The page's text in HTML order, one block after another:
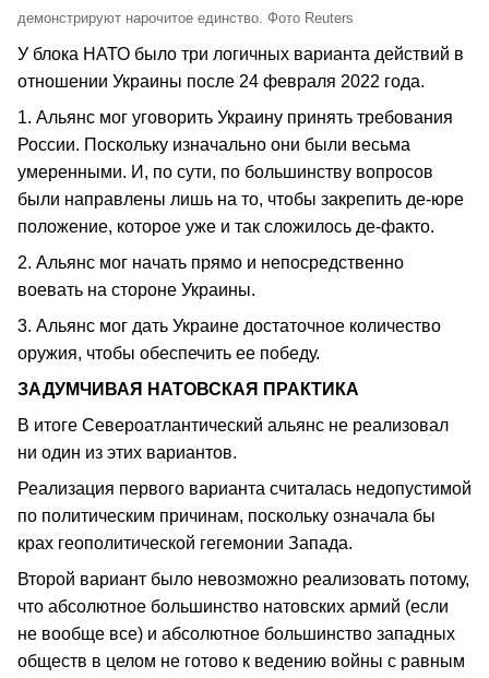
демонстрируют нарочитое единство. Фото Reuters
У блока НАТО было три логичных варианта действий в
отношении Украины после 24 февраля 2022 года.
1. Альянс мог уговорить Украину принять требования
России. Поскольку изначально они были весьма
умеренными. И, по сути, по большинству вопросов
были направлены лишь на то, чтобы закрепить де-юре
положение, которое уже и так сложилось де-факто.
2. Альянс мог начать прямо и непосредственно
воевать на стороне Украины.
3. Альянс мог дать Украине достаточное количество
оружия, чтобы обеспечить ее победу.
ЗАДУМЧИВАЯ НАТОВСКАЯ ПРАКТИКА
В итоге Североатлантический альянс не реализовал
ни один из этих вариантов.
Реализация первого варианта считалась недопустимой
по политическим причинам, поскольку означала бы
крах геополитической гегемонии Запада.
Второй вариант было невозможно реализовать потому,
что абсолютное большинство натовских армий (если
не вообще все) и абсолютное большинство западных
обществ в целом не готово к ведению войны с равным